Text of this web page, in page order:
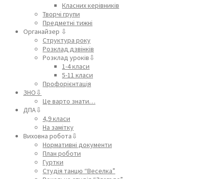
Класних керівників
Творчі групи
Предметні тижні
Органайзер ⇩
Структура року
Розклад дзвінків
Розклад уроків⇩
1-4 класи
5-11 класи
Профорієнтація
ЗНО⇩
Це варто знати…
ДПА⇩
4,9 класи
На замітку
Виховна робота⇩
Нормативні документи
План роботи
Гуртки
Студія танцю “Веселка”